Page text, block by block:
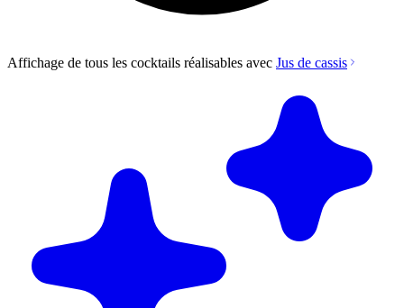
Affichage de tous les cocktails réalisables avec Jus de cassis